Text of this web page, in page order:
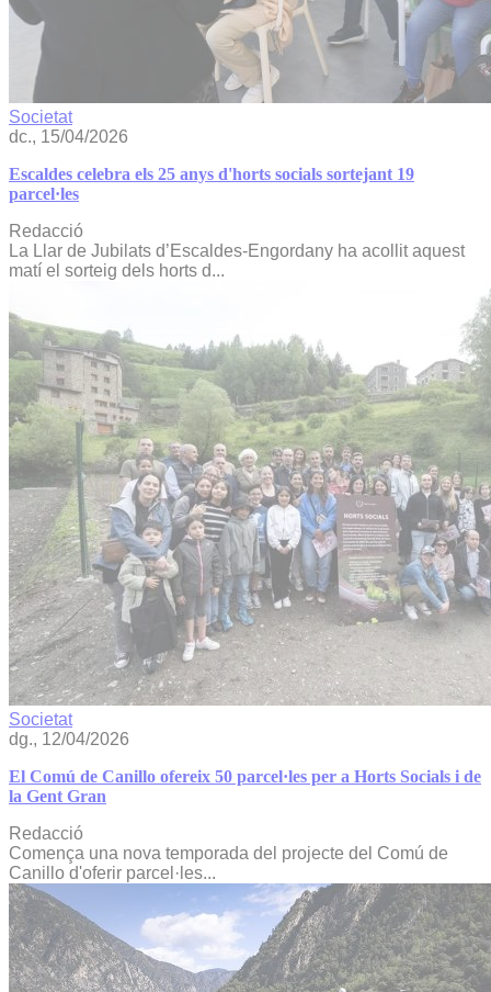
Societat
dc., 15/04/2026
Escaldes celebra els 25 anys d'horts socials sortejant 19
parcel·les
Redacció
La Llar de Jubilats d’Escaldes-Engordany ha acollit aquest
matí el sorteig dels horts d...
Societat
dg., 12/04/2026
El Comú de Canillo ofereix 50 parcel·les per a Horts Socials i de
la Gent Gran
Redacció
Comença una nova temporada del projecte del Comú de
Canillo d'oferir parcel·les...